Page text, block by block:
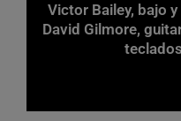
Victor Bailey, bajo
David Gilmore,